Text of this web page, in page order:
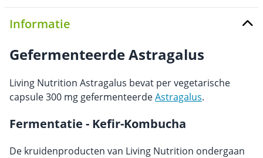
Informatie
Gefermenteerde Astragalus
Living Nutrition Astragalus bevat per vegetarische
capsule 300 mg gefermenteerdeAstragalus.
Fermentatie - Kefir-Kombucha
De kruidenproducten van Living Nutrition ondergaan